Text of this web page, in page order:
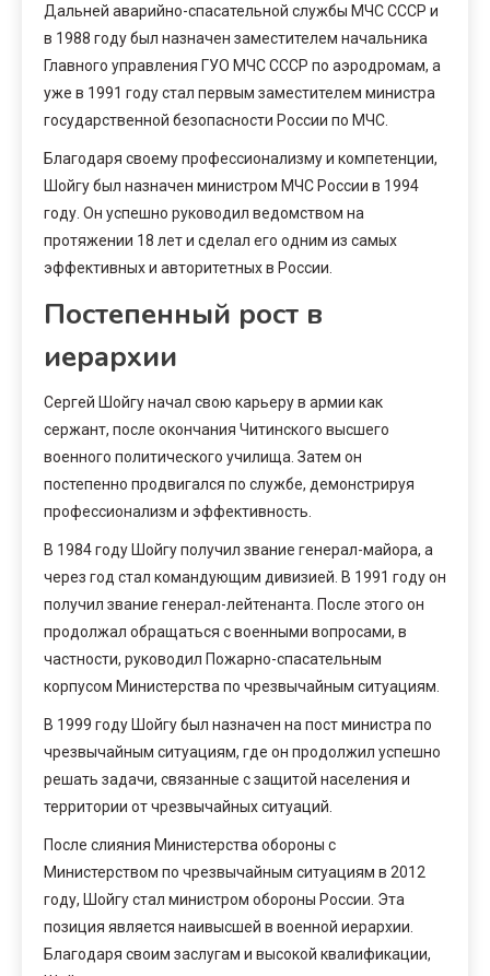
Дальней аварийно-спасательной службы МЧС СССР и
в 1988 году был назначен заместителем начальника
Главного управления ГУО МЧС СССР по аэродромам, а
уже в 1991 году стал первым заместителем министра
государственной безопасности России по МЧС.
Благодаря своему профессионализму и компетенции,
Шойгу был назначен министром МЧС России в 1994
году. Он успешно руководил ведомством на
протяжении 18 лет и сделал его одним из самых
эффективных и авторитетных в России.
Постепенный рост в
иерархии
Сергей Шойгу начал свою карьеру в армии как
сержант, после окончания Читинского высшего
военного политического училища. Затем он
постепенно продвигался по службе, демонстрируя
профессионализм и эффективность.
В 1984 году Шойгу получил звание генерал-майора, а
через год стал командующим дивизией. В 1991 году он
получил звание генерал-лейтенанта. После этого он
продолжал обращаться с военными вопросами, в
частности, руководил Пожарно-спасательным
корпусом Министерства по чрезвычайным ситуациям.
В 1999 году Шойгу был назначен на пост министра по
чрезвычайным ситуациям, где он продолжил успешно
решать задачи, связанные с защитой населения и
территории от чрезвычайных ситуаций.
После слияния Министерства обороны с
Министерством по чрезвычайным ситуациям в 2012
году, Шойгу стал министром обороны России. Эта
позиция является наивысшей в военной иерархии.
Благодаря своим заслугам и высокой квалификации,